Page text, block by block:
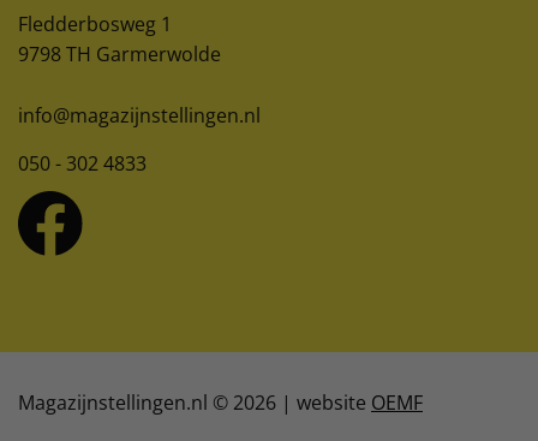
Fledderbosweg 1
9798 TH Garmerwolde
info@magazijnstellingen.nl
050 - 302 4833
Magazijnstellingen.nl © 2026 | website OEMF